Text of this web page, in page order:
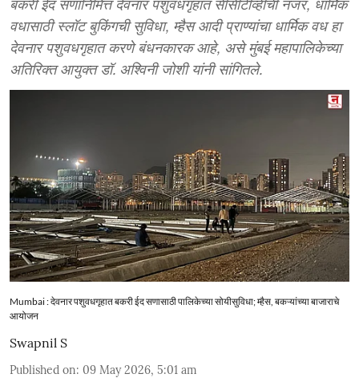
बकरी ईद सणानिमित्त देवनार पशुवधगृहात सीसीटीव्हीची नजर, धार्मिक
वधासाठी स्लॉट बुकिंगची सुविधा, म्हैस आदी प्राण्यांचा धार्मिक वध हा
देवनार पशुवधगृहात करणे बंधनकारक आहे, असे मुंबई महापालिकेच्या
अतिरिक्त आयुक्त डॉ. अश्विनी जोशी यांनी सांगितले.
Mumbai : देवनार पशुवधगृहात बकरी ईद सणासाठी पालिकेच्या सोयीसुविधा; म्हैस, बकऱ्यांच्या बाजाराचे
आयोजन
Swapnil S
Published on: 09 May 2026, 5:01 am